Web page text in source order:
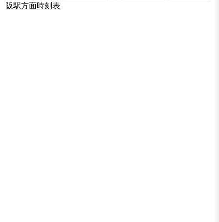
阪駅方面時刻表